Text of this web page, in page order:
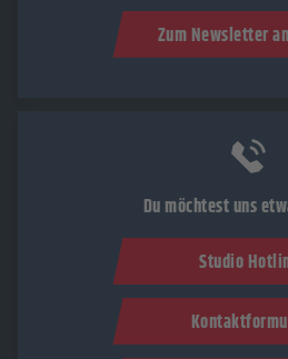
Zum Newsletter
Du möchtest uns
Studio